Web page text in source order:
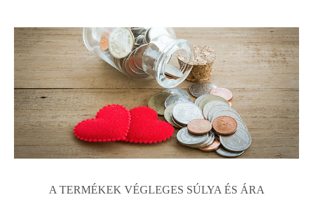
A TERMÉKEK VÉGLEGES SÚLYA ÉS ÁRA